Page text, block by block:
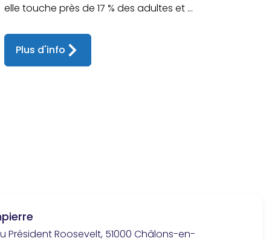
elle touche près de 17 % des adultes et ...
Plus d'info
Président Roosevelt, 51000 Châlons-en-